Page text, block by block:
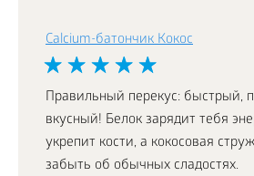
Calcium-батончик Кокос
Правильный перекус: быстрый,
вкусный! Белок зарядит тебя
укрепит кости, а кокосовая
забыть об обычных сладостях.